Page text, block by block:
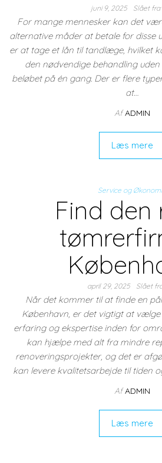
juni 9, 2025 Slået fra
For mange mennesker kan det
alternative måder at betale for disse
er at tage et lån til tandlæge, hvilket
den nødvendige behandling uden
beløbet på én gang. Der er flere
at…
Af ADMIN
Læs mere
Service og Økonomi
Find den
april 29, 2025 Slået
Når det kommer til at finde en
København, er det vigtigt at
erfaring og ekspertise inden for
kan hjælpe med alt fra mindre
renoveringsprojekter, og det er
kan levere kvalitetsarbejde til tiden
Af ADMIN
Læs mere